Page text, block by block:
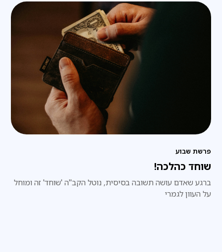
בני הנוער המקומיים
פרשת שבוע
שוחד כהלכה!
ברגע שאדם עושה תשובה בסיסית, נוטל הקב"ה 'שוחד' זה ומוחל
על העוון לגמרי